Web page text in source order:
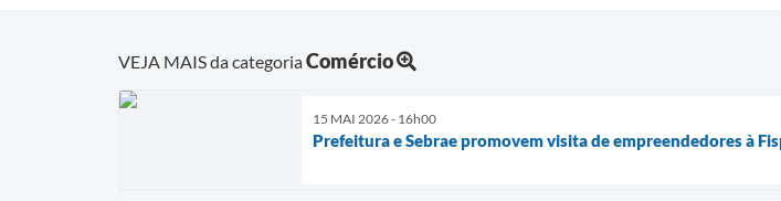
VEJA MAIS da categoriaComércio
15 MAI 2026 - 16h00
Prefeitura e Sebrae promovem visita de empreendedores à